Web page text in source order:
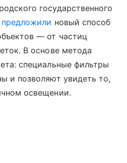
государственного
предложили новый способ
— от частиц
В основе метода
специальные фильтры
и позволяют увидеть то,
освещении.